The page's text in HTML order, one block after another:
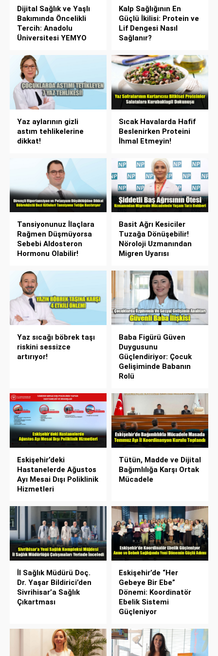
Dijital Sağlık ve Yaşlı
Bakımında Öncelikli
Tercih: Anadolu
Üniversitesi YEMYO
Kalp Sağlığının En
Güçlü İkilisi: Protein ve
Lif Dengesi Nasıl
Sağlanır?
Yaz aylarının gizli
astım tehlikelerine
dikkat!
Sıcak Havalarda Hafif
Beslenirken Proteini
İhmal Etmeyin!
Tansiyonunuz İlaçlara
Rağmen Düşmüyorsa
Sebebi Aldosteron
Hormonu Olabilir!
Basit Ağrı Kesiciler
Tuzağa Dönüşebilir!
Nöroloji Uzmanından
Migren Uyarısı
Yaz sıcağı böbrek taşı
riskini sessizce
artırıyor!
Baba Figürü Güven
Duygusunu
Güçlendiriyor: Çocuk
Gelişiminde Babanın
Rolü
Eskişehir’deki
Hastanelerde Ağustos
Ayı Mesai Dışı Poliklinik
Hizmetleri
Tütün, Madde ve Dijital
Bağımlılığa Karşı Ortak
Mücadele
İl Sağlık Müdürü Doç.
Dr. Yaşar Bildirici’den
Sivrihisar’a Sağlık
Çıkartması
Eskişehir’de “Her
Gebeye Bir Ebe”
Dönemi: Koordinatör
Ebelik Sistemi
Güçleniyor